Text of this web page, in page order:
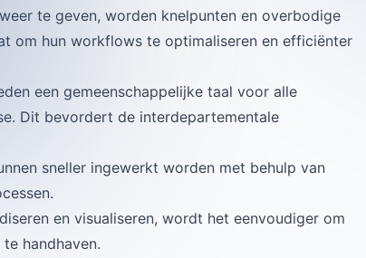
te geven, worden knelpunten en overbodige
om hun workflows te optimaliseren en efficiënter
een gemeenschappelijke taal voor alle
Dit bevordert de interdepartementale
sneller ingewerkt worden met behulp van
en visualiseren, wordt het eenvoudiger om
handhaven.